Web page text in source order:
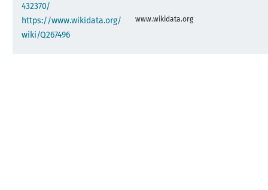
432370/
https://www.wikidata.org/
wiki/Q267496
www.wikidata.org